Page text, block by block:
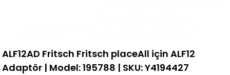
ALF12AD Fritsch Fritsch placeAll için ALF12
Adaptör | Model: 195788 | SKU: Y4194427